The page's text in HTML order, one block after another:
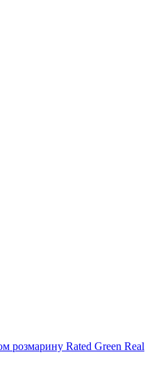
розмарину Rated Green Real